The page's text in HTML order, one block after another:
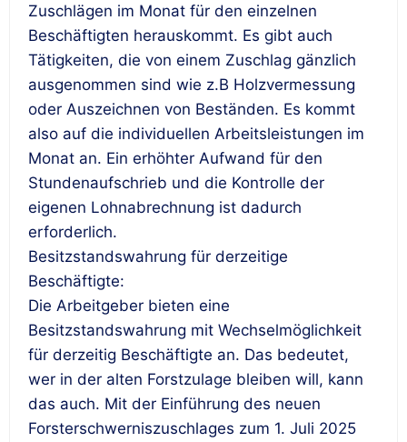
Zuschlägen im Monat für den einzelnen
Beschäftigten herauskommt. Es gibt auch
Tätigkeiten, die von einem Zuschlag gänzlich
ausgenommen sind wie z.B Holzvermessung
oder Auszeichnen von Beständen. Es kommt
also auf die individuellen Arbeitsleistungen im
Monat an. Ein erhöhter Aufwand für den
Stundenaufschrieb und die Kontrolle der
eigenen Lohnabrechnung ist dadurch
erforderlich.
Besitzstandswahrung für derzeitige
Beschäftigte:
Die Arbeitgeber bieten eine
Besitzstandswahrung mit Wechselmöglichkeit
für derzeitig Beschäftigte an. Das bedeutet,
wer in der alten Forstzulage bleiben will, kann
das auch. Mit der Einführung des neuen
Forsterschwerniszuschlages zum 1. Juli 2025